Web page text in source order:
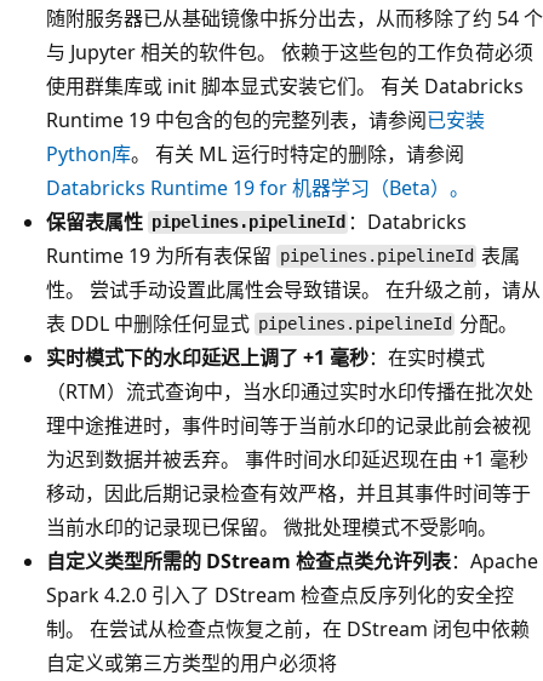
随附服务器已从基础镜像中拆分出去，从而移除了约 54 个
与 Jupyter 相关的软件包。 依赖于这些包的工作负荷必须
使用群集库或 init 脚本显式安装它们。 有关 Databricks
Runtime 19 中包含的包的完整列表，请参阅已安装
Python库。 有关 ML 运行时特定的删除，请参阅
Databricks Runtime 19 for 机器学习（Beta）。
保留表属性 pipelines.pipelineId ：Databricks
Runtime 19 为所有表保留 pipelines.pipelineId 表属
性。 尝试手动设置此属性会导致错误。 在升级之前，请从
表 DDL 中删除任何显式 pipelines.pipelineId 分配。
实时模式下的水印延迟上调了 +1 毫秒：在实时模式
（RTM）流式查询中，当水印通过实时水印传播在批次处
理中途推进时，事件时间等于当前水印的记录此前会被视
为迟到数据并被丢弃。 事件时间水印延迟现在由 +1 毫秒
移动，因此后期记录检查有效严格，并且其事件时间等于
当前水印的记录现已保留。 微批处理模式不受影响。
自定义类型所需的 DStream 检查点类允许列表：Apache
Spark 4.2.0 引入了 DStream 检查点反序列化的安全控
制。 在尝试从检查点恢复之前，在 DStream 闭包中依赖
自定义或第三方类型的用户必须将